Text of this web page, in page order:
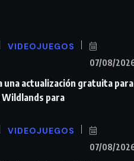
VIDEOJUEGOS
07/08/
una actualización gratuita para
Wildlands para
VIDEOJUEGOS
07/08/